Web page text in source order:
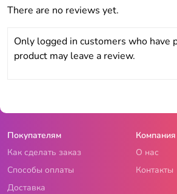
There are no reviews yet.
Only logged in customers who have
product may leave a review.
Покупателям
Как сделать заказ
Способы оплаты
Доставка
Компания
О нас
Контакты